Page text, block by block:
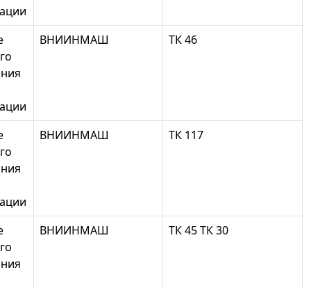
ВНИИНМАШ ТК 46
ВНИИНМАШ ТК 117
ВНИИНМАШ ТК 45 ТК 30